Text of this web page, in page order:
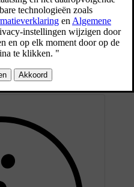
en onderste
gebruikt voor het plaatsen van
zitplaatsen van de
i-Size-kinderzitjes.